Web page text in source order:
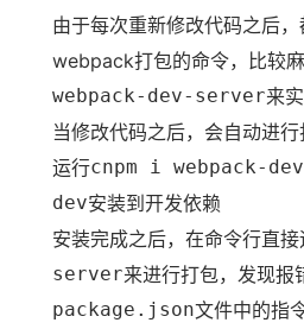
由于每次重新修改代码之后
webpack打包的命令，比较
webpack-dev-server来
当修改代码之后，会自动进行
运行cnpm i webpack-
dev安装到开发依赖
安装完成之后，在命令行直接
server来进行打包，发现报
package.json文件中的指